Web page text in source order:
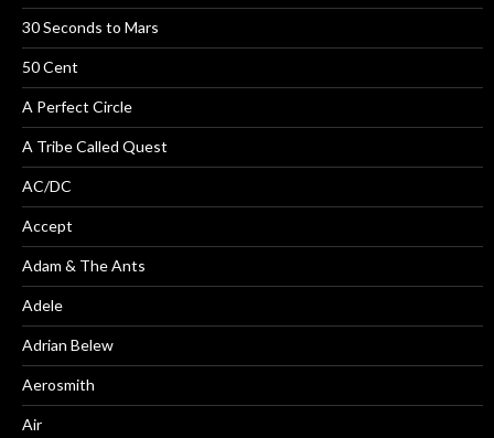
30 Seconds to Mars
50 Cent
A Perfect Circle
A Tribe Called Quest
AC/DC
Accept
Adam & The Ants
Adele
Adrian Belew
Aerosmith
Air